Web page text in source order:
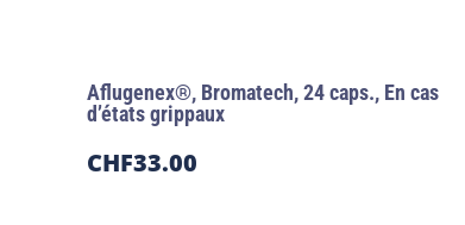
Aflugenex®, Bromatech, 24 caps., En cas
d’états grippaux
CHF33.00